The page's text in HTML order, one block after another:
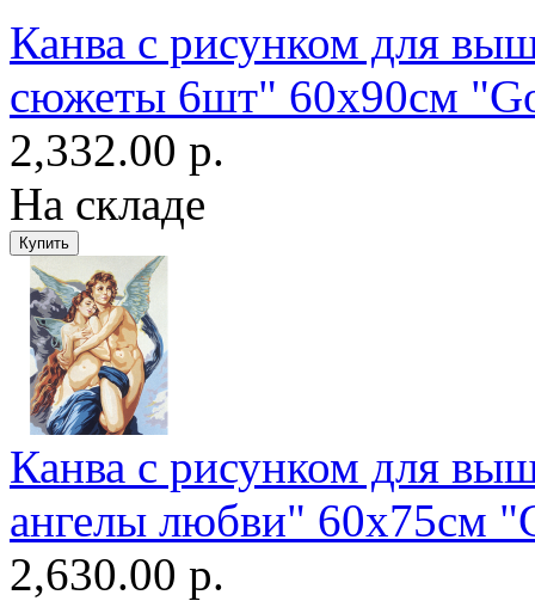
Канва с рисунком для
сюжеты 6шт" 60х90см
2,332.00 р.
На складе
Канва с рисунком для
ангелы любви" 60х75см
2,630.00 р.